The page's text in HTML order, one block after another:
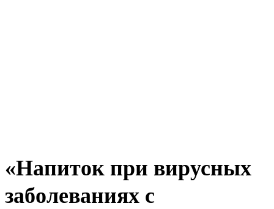
«Напиток при вирусных
заболеваниях с